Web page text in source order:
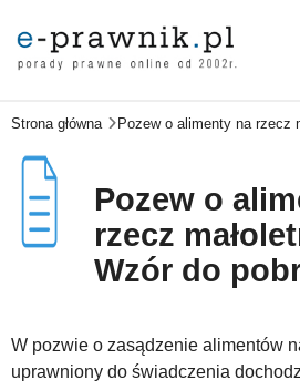
MÓJ E-PRAWNIK -
PORADY PRAWNE
PRAWO NA CO DZIEŃ
PRAWO W BIZNESIE
Strona główna Pozew o alimenty na rzecz
Pozew o
rzecz
Wzór do
W pozwie o zasądzenie alimentów
uprawniony do świadczenia